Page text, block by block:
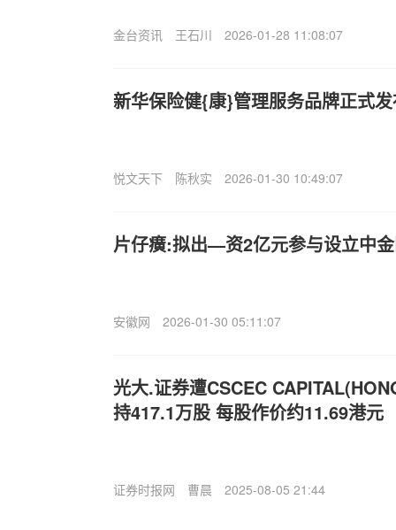
金台资讯 王石川 2026-01-28 11:08:07
新华保险健{康}管理服务品牌正式
悦文天下 陈秋实 2026-01-30 10:49:07
片仔癀:拟出—资2亿元参与设立中
安徽网 2026-01-30 05:11:07
光大.证券遭CSCEC
持417.1万股 每股作价约11.69港元
证券时报网 曹晨 2025-08-05 21:44